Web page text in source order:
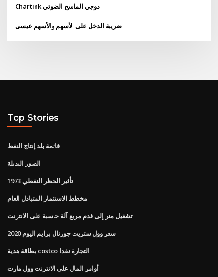
Chartink دوجي الماسح الضوئي
ضريبة الدخل على الأسهم والأسهم عيسى
Top Stories
قائمة بلد إنتاج النفط
الصور البديلة
1973 تأثير الحظر النفطي
مخطط الاستثمار المتبادل العام
تشغيل متر إلى قدم مربع آلة حاسبة على الانترنت
سعر وول ستريت جورنال برايم اليوم 2020
بطاقة هدية costco التجارة نقدا
أوامر المال على الانترنت وول مارت